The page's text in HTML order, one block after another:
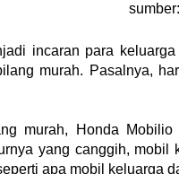
incaran para
murah. Pasalnya,
murah, Honda
yang canggih,
apa mobil keluarga